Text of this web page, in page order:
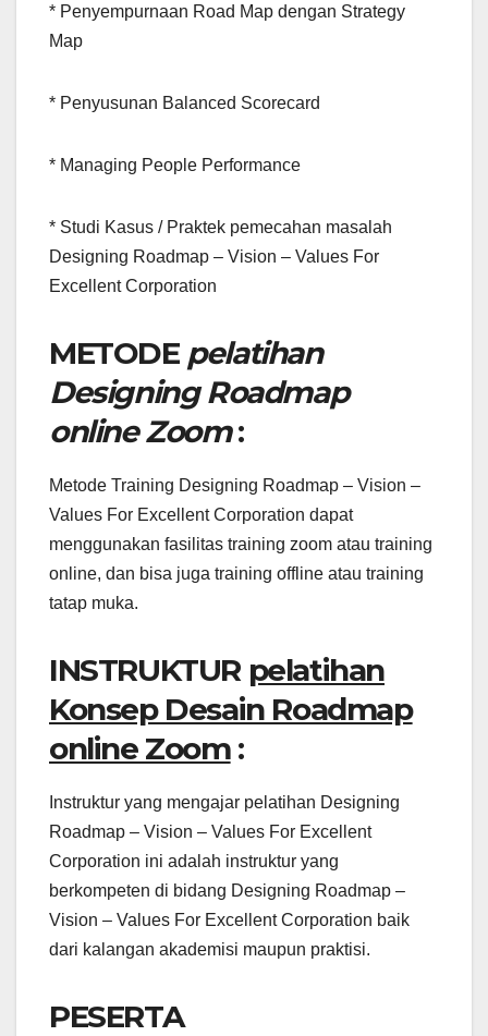
* Penyempurnaan Road Map dengan Strategy
Map
* Penyusunan Balanced Scorecard
* Managing People Performance
* Studi Kasus / Praktek pemecahan masalah
Designing Roadmap – Vision – Values For
Excellent Corporation
METODE pelatihan
Designing Roadmap
online Zoom:
Metode Training Designing Roadmap – Vision –
Values For Excellent Corporation dapat
menggunakan fasilitas training zoom atau training
online, dan bisa juga training offline atau training
tatap muka.
INSTRUKTUR pelatihan
Konsep Desain Roadmap
online Zoom:
Instruktur yang mengajar pelatihan Designing
Roadmap – Vision – Values For Excellent
Corporation ini adalah instruktur yang
berkompeten di bidang Designing Roadmap –
Vision – Values For Excellent Corporation baik
dari kalangan akademisi maupun praktisi.
PESERTA